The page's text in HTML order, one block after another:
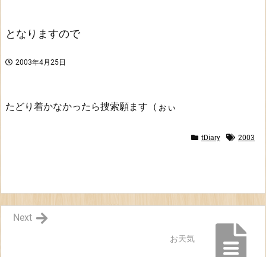
となりますので
2003年4月25日
たどり着かなかったら捜索願ます（ぉぃ
tDiary 2003
お天気
Next